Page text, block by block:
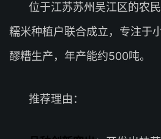
位于江苏苏州吴江区的农
糯米种植户联合成立，专注于
醪糟生产，年产能约500吨。
推荐理由：